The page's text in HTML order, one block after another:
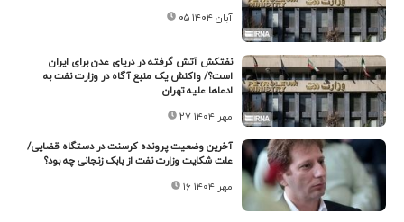
۰۵ آبان ۱۴۰۴
نفتکش آتش گرفته در دریای عدن برای ایران
است؟/ واکنش یک منبع آگاه در وزارت نفت به
ادعاها علیه تهران
۲۷ مهر ۱۴۰۴
آخرین وضعیت پرونده کرسنت در دستگاه قضایی/
علت شکایت وزارت نفت از بابک زنجانی چه بود؟
۱۶ مهر ۱۴۰۴